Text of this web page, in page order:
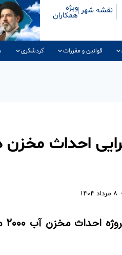
نقشه شهر ویژه
همکاران
قوانین و مقررات گردشگری
احداث
۸ مرداد ۱۴۰۴